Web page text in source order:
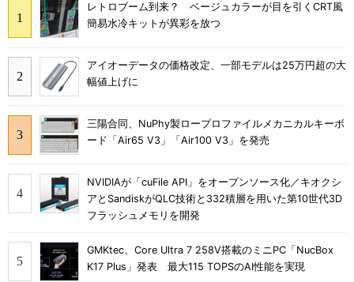
レトロブーム到来？ ベージュカラーが目を引くCRT風
簡易水冷キットが異彩を放つ
アイオーデータの価格改定、一部モデルは25万円超の大
幅値上げに
三陽合同、NuPhy製ロープロファイルメカニカルキーボ
ード「Air65 V3」「Air100 V3」を発売
NVIDIAが「cuFile API」をオープンソース化／キオクシ
アとSandiskがQLC技術と332積層を用いた第10世代3D
フラッシュメモリを開発
GMKtec、Core Ultra 7 258V搭載のミニPC「NucBox
K17 Plus」発表 最大115 TOPSのAI性能を実現